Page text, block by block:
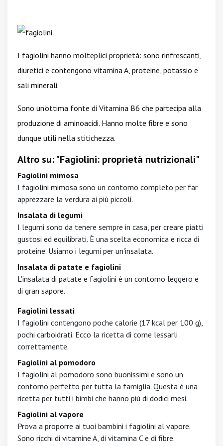
I fagiolini hanno molteplici proprietà: sono rinfrescanti,
diuretici e contengono vitamina A, proteine, potassio e
sali minerali.
Sono un'ottima fonte di Vitamina B6 che partecipa alla
produzione di aminoacidi. Hanno molte fibre e sono
dunque utili nella stitichezza.
Altro su: "Fagiolini: proprietà nutrizionali"
Fagiolini mimosa
I fagiolini mimosa sono un contorno completo per far
apprezzare la verdura ai più piccoli.
Insalata di legumi
I legumi sono da tenere sempre in casa, per creare piatti
gustosi ed equilibrati. È una scelta economica e ricca di
proteine. Usiamo i legumi per un'insalata.
Insalata di patate e fagiolini
L'insalata di patate e fagiolini è un contorno leggero e
di gran sapore.
Fagiolini lessati
I fagiolini contengono poche calorie (17 kcal per 100 g),
pochi carboidrati. Ecco la ricetta di come lessarli
correttamente.
Fagiolini al pomodoro
I fagiolini al pomodoro sono buonissimi e sono un
contorno perfetto per tutta la famiglia. Questa è una
ricetta per tutti i bimbi che hanno più di dodici mesi.
Fagiolini al vapore
Prova a proporre ai tuoi bambini i fagiolini al vapore.
Sono ricchi di vitamine A, di vitamina C e di fibre.